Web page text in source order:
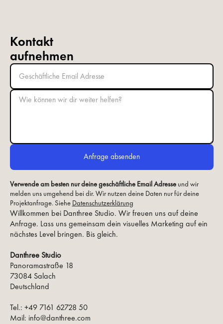
Kontakt
aufnehmen
Willkommen bei Danthree Studio. Wir freuen uns auf deine
Anfrage. Lass uns gemeinsam dein visuelles Marketing auf ein
nächstes Level bringen. Bis gleich.
Danthree Studio
Panoramastraße 18
73084 Salach
Deutschland
Tel.: +49 7161 62728 50
Mail: info@danthree.com
Verwende am besten nur deine geschäftliche Email Adresseund wir
melden uns umgehend bei dir. Wir nutzen deine Daten nur für deine
Projektanfrage. Siehe Datenschutzerklärung